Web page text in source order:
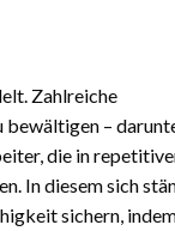
Zahlreiche
bewältigen –
die in
In diesem sich
sichern,